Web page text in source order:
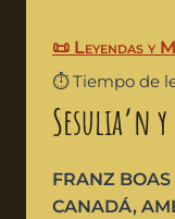
📜 Leyendas y
⏱️ Tiempo de
Sesulia’n
FRANZ BOAS
CANADÁ,